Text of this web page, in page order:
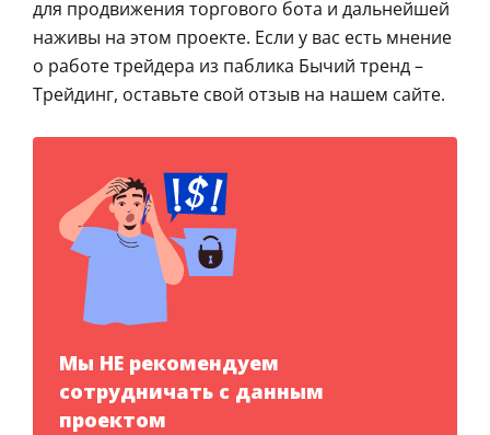
для продвижения торгового бота и дальнейшей
наживы на этом проекте. Если у вас есть мнение
о работе трейдера из паблика Бычий тренд –
Трейдинг, оставьте свой отзыв на нашем сайте.
Мы НЕ рекомендуем
сотрудничать с данным
проектом